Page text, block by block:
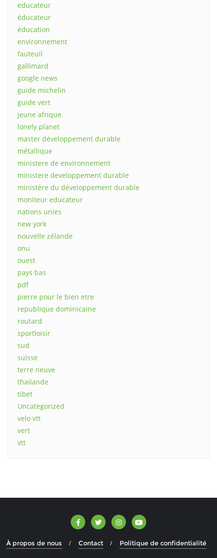
educateur
éducateur
éducation
environnement
fauteuil
gallimard
google news
guide michelin
guide vert
jeune afrique
lonely planet
master développement durable
métallique
ministere de environnement
ministere developpement durable
ministère du développement durable
moniteur educateur
nations unies
new york
nouvelle zélande
onu
ouest
pays bas
pdf
pierre pour le bien etre
republique dominicaine
routard
sportloisir
sud
suisse
terre neuve
thailande
tibet
Uncategorized
velo vtt
vert
vtt
À propos de nous Contact Politique de confidentialité